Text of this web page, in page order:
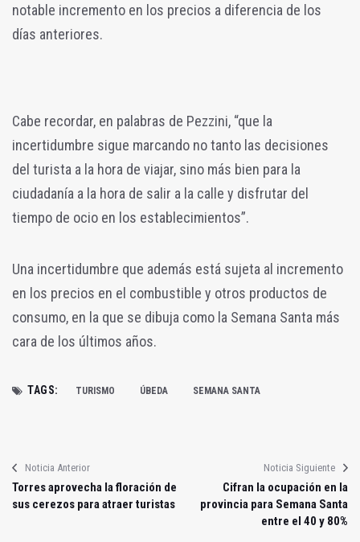
notable incremento en los precios a diferencia de los
días anteriores.
Cabe recordar, en palabras de Pezzini, “que la
incertidumbre sigue marcando no tanto las decisiones
del turista a la hora de viajar, sino más bien para la
ciudadanía a la hora de salir a la calle y disfrutar del
tiempo de ocio en los establecimientos”.
Una incertidumbre que además está sujeta al incremento
en los precios en el combustible y otros productos de
consumo, en la que se dibuja como la Semana Santa más
cara de los últimos años.
TAGS: TURISMO ÚBEDA SEMANA SANTA
Noticia Anterior
Torres aprovecha la floración de
sus cerezos para atraer turistas
Noticia Siguiente
Cifran la ocupación en la
provincia para Semana Santa
entre el 40 y 80%